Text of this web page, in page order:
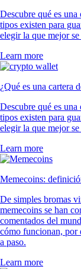
Descubre qué es
tipos existen para
elegir la que mejor se
Learn more
¿Qué es una cartera
Descubre qué es
tipos existen para
elegir la que mejor se
Learn more
Memecoins:
De simples bromas
memecoins se han
comentados del
cómo funcionan, por
a paso.
Learn more